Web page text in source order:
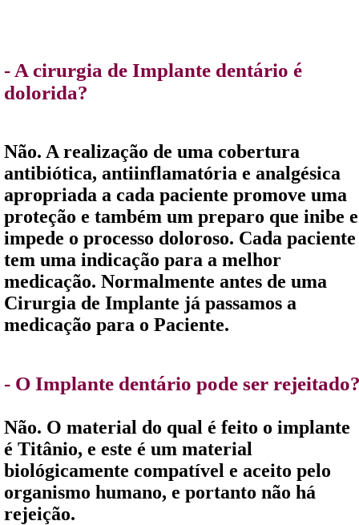
- A cirurgia de Implante dentário é
dolorida?
Não. A realização de uma cobertura
antibiótica, antiinflamatória e analgésica
apropriada a cada paciente promove uma
proteção e também um preparo que inibe e
impede o processo doloroso. Cada paciente
tem uma indicação para a melhor
medicação. Normalmente antes de uma
Cirurgia de Implante já passamos a
medicação para o Paciente.
- O Implante dentário pode ser
Não. O material do qual é feito o implante
é Titânio, e este é um material
biológicamente compatível e aceito pelo
organismo humano, e portanto não há
rejeição.